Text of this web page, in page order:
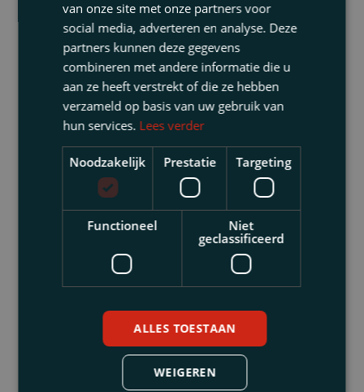
gekomen in de uitoefening van haar beroep
als verpleegkundige, zodat dit onder haar
beroepsgeheim valt. Dit beroepsgeheim
geldt onverkort na het overlijden van de
patiënt. Door deze informatie vrij te geven
aan klagers, heeft F. haar beroepsgeheim
inzake de grievende uitlatingen overweegt
het college dat F. zich met onvoldoende
van patiënte, door op de
condoleancebijeenkomst dergelijke
informatie te delen.
Conclusie
Uit voorgaande informatie en de besproken
uitspraak blijkt dat het beroepsgeheim een
brede toepassing kent. Ook het delen van
van onze site met onze partners voor
social media, adverteren en analyse. Deze
partners kunnen deze gegevens
combineren met andere informatie die u
aan ze heeft verstrekt of die ze hebben
verzameld op basis van uw gebruik van
hun services. Lees verder
Noodzakelijk Prestatie Targeting
Functioneel
Niet
geclassificeerd
ALLES TOESTAAN
WEIGEREN